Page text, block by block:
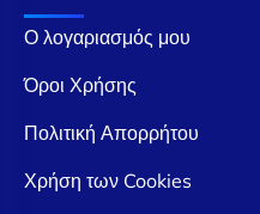
Ο λογαριασμός μου
Όροι Χρήσης
Πολιτική Απορρήτου
Χρήση των Cookies